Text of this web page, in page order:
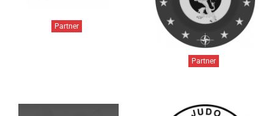
Partner
Partner